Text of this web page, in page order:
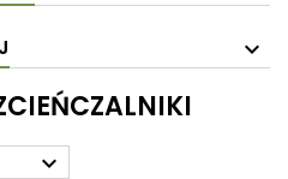
